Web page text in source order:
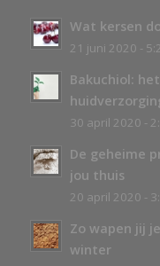
Wat kersen
21 juni 2020 -
Bakuchiol:
30 april 2020 -
De geheime
jou thuis
20 april 2020 -
Zo wapen jij
winter